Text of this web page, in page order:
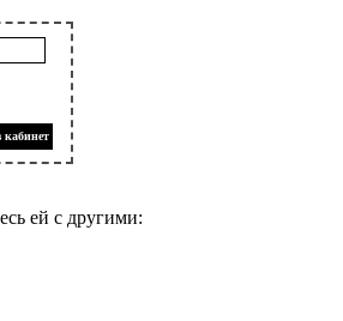
кабинет
ей с другими: